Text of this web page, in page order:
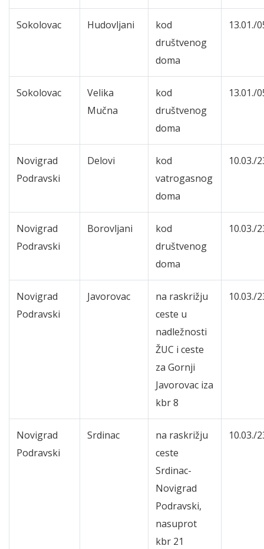
Sokolovac Hudovljani
kod
društvenog
doma
13.01./
Sokolovac
Velika
Mučna
kod
društvenog
doma
13.01./
Novigrad
Podravski
Delovi
kod
vatrogasnog
doma
10.03./
Novigrad
Podravski
Borovljani
kod
društvenog
doma
10.03./
Novigrad
Podravski
Javorovac
na raskrižju
ceste u
nadležnosti
ŽUC i ceste
za Gornji
Javorovac iza
kbr 8
10.03./
Novigrad
Podravski
Srdinac
na raskrižju
ceste
Srdinac-
Novigrad
Podravski,
nasuprot
kbr 21
10.03./